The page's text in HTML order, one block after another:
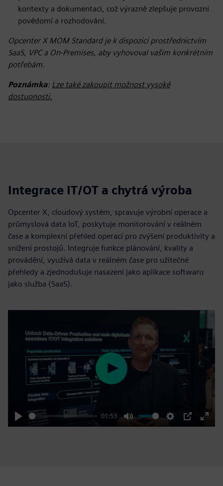
kontexty a dokumentaci, což výrazně zlepšuje provozní
povědomí a rozhodování.
Opcenter X MOM Standard je k dispozici prostřednictvím
SaaS, VPC a On-Premises, aby vyhovoval vašim konkrétním
potřebám.
Poznámka: Lze také zakoupit možnost vysoké
dostupnosti.
Integrace IT/OT a chytrá výroba
Opcenter X, cloudový systém, spravuje výrobní operace a
průmyslová data IoT, poskytuje monitorování v reálném
čase a komplexní přehled operací pro zvýšení produktivity a
snížení prostojů. Integruje funkce plánování, kvality a
provádění, využívá data v reálném čase pro užitečné
přehledy a zjednodušuje nasazení jako aplikace softwaru
jako služba (SaaS).
Play
01:53
Mute Settings
PIP
Enter
Play